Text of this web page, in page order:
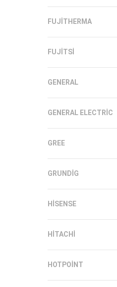
FUJITHERMA
FUJITSI
GENERAL
GENERAL ELECTRIC
GREE
GRUNDIG
HISENSE
HITACHI
HOTPOINT